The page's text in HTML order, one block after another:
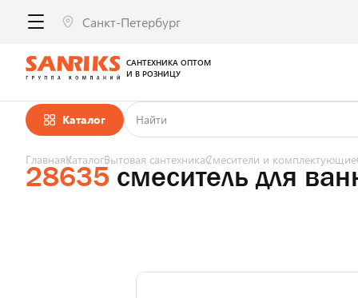
Каталог
САНТЕХНИКА ОПТОМ
И В РОЗНИЦУ
ГлавнаяКаталогБытовая сантехникаСмесители и комплектующие
28635 смеситель для